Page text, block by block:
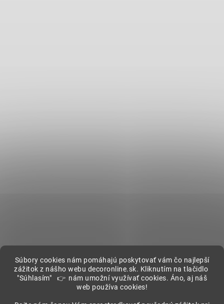
Súbory cookies nám pomáhajú poskytovať vám čo najlepší
zážitok z nášho webu decoronline.sk. Kliknutím na tlačidlo
"Súhlasím" 👉 nám umožní využívať cookies. Áno, aj náš
web používa cookies!